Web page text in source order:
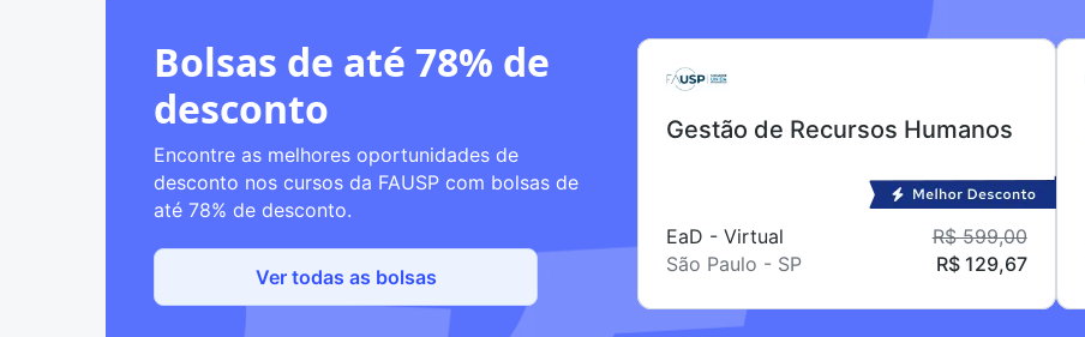
Bolsas de até 78% de
desconto
Encontre as melhores oportunidades de
desconto nos cursos da FAUSP com bolsas de
até 78% de desconto.
Ver todas as bolsas
Gestão de Recursos Humanos
EaD - Virtual
São Paulo - SP
R$ 599,00
R$ 129,67